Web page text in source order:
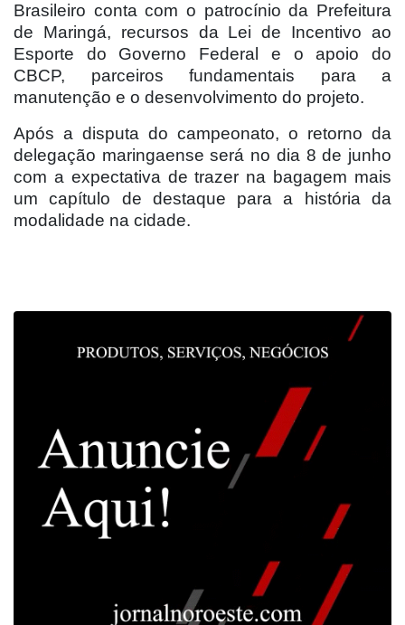
Brasileiro conta com o patrocínio da Prefeitura
de Maringá, recursos da Lei de Incentivo ao
Esporte do Governo Federal e o apoio do
CBCP, parceiros fundamentais para a
manutenção e o desenvolvimento do projeto.
Após a disputa do campeonato, o retorno da
delegação maringaense será no dia 8 de junho
com a expectativa de trazer na bagagem mais
um capítulo de destaque para a história da
modalidade na cidade.